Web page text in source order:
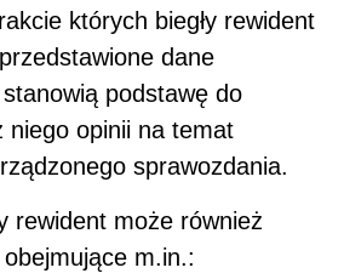
których biegły rewident
dane
podstawę do
niego opinii na temat
sprawozdania.
rewident może również
m.in.: